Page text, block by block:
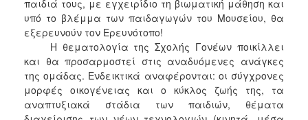
2011
ΔΗΜΟΣ
ΠΟΛΙΤΙΣΜΟΣ
παιδιά τους, με εγχειρίδιο τη βιωματική μάθηση και
υπό το βλέμμα των παιδαγωγών του Μουσείου, θα
εξερευνούν τον Ερευνότοπο!
Η θεματολογία της Σχολής Γονέων ποικίλλει
και θα προσαρμοστεί στις αναδυόμενες ανάγκες
της ομάδας. Ενδεικτικά αναφέρονται: οι σύγχρονες
μορφές οικογένειας και ο κύκλος ζωής της, τα
αναπτυξιακά στάδια των παιδιών, θέματα